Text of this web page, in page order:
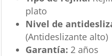
plato
Nivel de
(Antideslizante alto)
Garantía: 2 años